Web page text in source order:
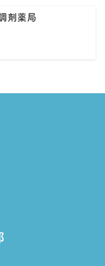
剤薬局